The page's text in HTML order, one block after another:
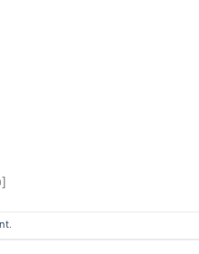
]
.